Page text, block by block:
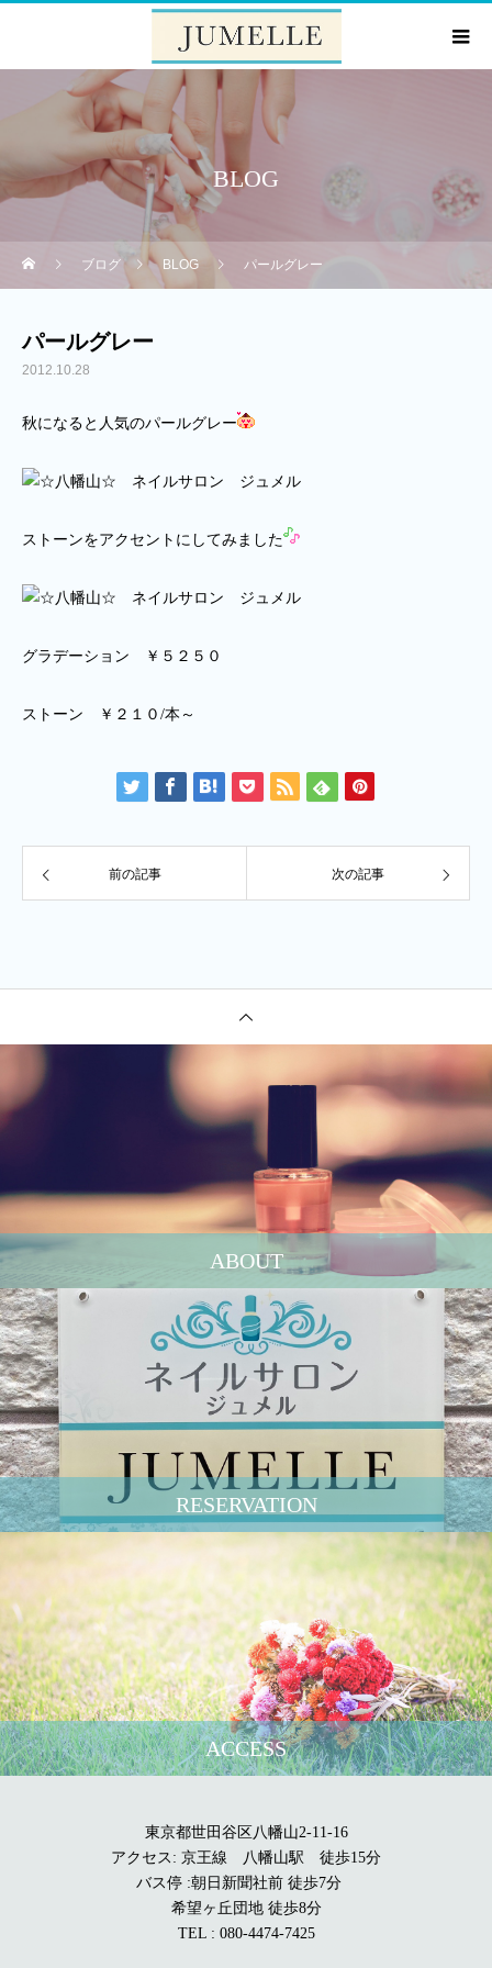
BLOG
ブログ BLOG パールグレー
パールグレー
2012.10.28
秋になると人気のパールグレー
ストーンをアクセントにしてみました
グラデーション ￥５２５０
ストーン ￥２１０/本～
前の記事 次の記事
ABOUT
RESERVATION
ACCESS
東京都世田谷区八幡山2-11-16
アクセス: 京王線 八幡山駅 徒歩15分
バス停 :朝日新聞社前 徒歩7分
希望ヶ丘団地 徒歩8分
TEL : 080-4474-7425